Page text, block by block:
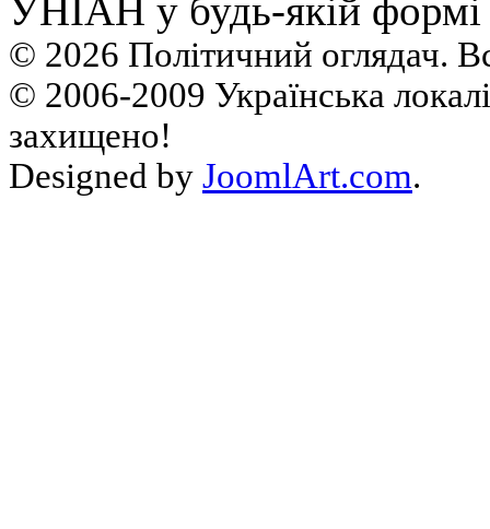
УНIАН у будь-якiй формi
© 2026 Політичний оглядач.
© 2006-2009 Українська
захищено!
Designed by JoomlArt.com.